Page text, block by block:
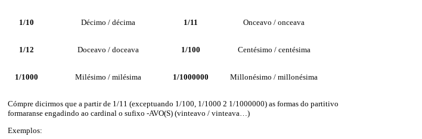
1/10 Décimo / décima 1/11 Onceavo / onceava
1/12 Doceavo / doceava 1/100 Centésimo / centésima
1/1000 Milésimo / milésima 1/1000000 Millonésimo / millonésima
Cómpre dicirmos que a partir de 1/11 (exceptuando 1/100, 1/1000 2 1/1000000) as formas do partitivo
formaranse engadindo ao cardinal o sufixo -AVO(S) (vinteavo / vinteava…)
Exemplos: